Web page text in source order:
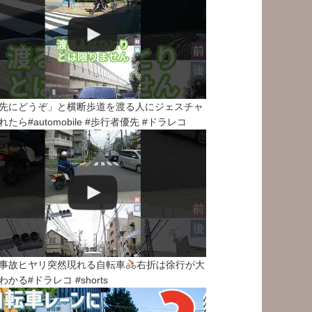
にどうぞ」と横断歩道を渡る人にジェスチャ
たら#automobile #歩行者優先 #ドラレコ
故ヒヤリ突然現れる自転車
右折は徐行が大
かる#ドラレコ #shorts